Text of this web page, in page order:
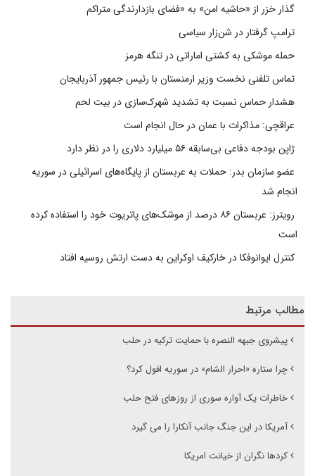
گذار خزر از «حاشیه امن» به «فضای بازدارندگی متراکم
ترامپ گرفتار در شن‌زار سیاسی
حمله موشکی به کشتی اماراتی در تنگه هرمز
تماس تلفنی نخست وزیر ارمنستان با رئیس جمهور آذربایجان
هشدار حماس نسبت به تشدید شهرک‌سازی در بیت‌ لحم
عراقچی: مذاکرات با عمان در حال انجام است
ژاپن بودجه دفاعی بی‌سابقه ۵۶ میلیارد دلاری را در نظر دارد
عضو سازمان بدر: حملات به عربستان از پایگاه‌های اسرائیلی در سوریه
انجام شد
رویترز: عربستان ۸۶ درصد از موشک‌های پاتریوت خود را استفاده کرده
است
کنترل ایوانوفکا در خارکیف اوکراین به دست ارتش روسیه افتاد
مطالب مرتبط
پیشروی جبهه النصره با حمایت ترکیه در حلب
چرا ستاره «احرار الشام» در سوریه افول کرد؟
خاطرات یک آواره سوری از روزهای فتح حلب
آمریکا در این جنگ جانب آنکارا را می گیرد
کردها نگران از خیانت امریکا